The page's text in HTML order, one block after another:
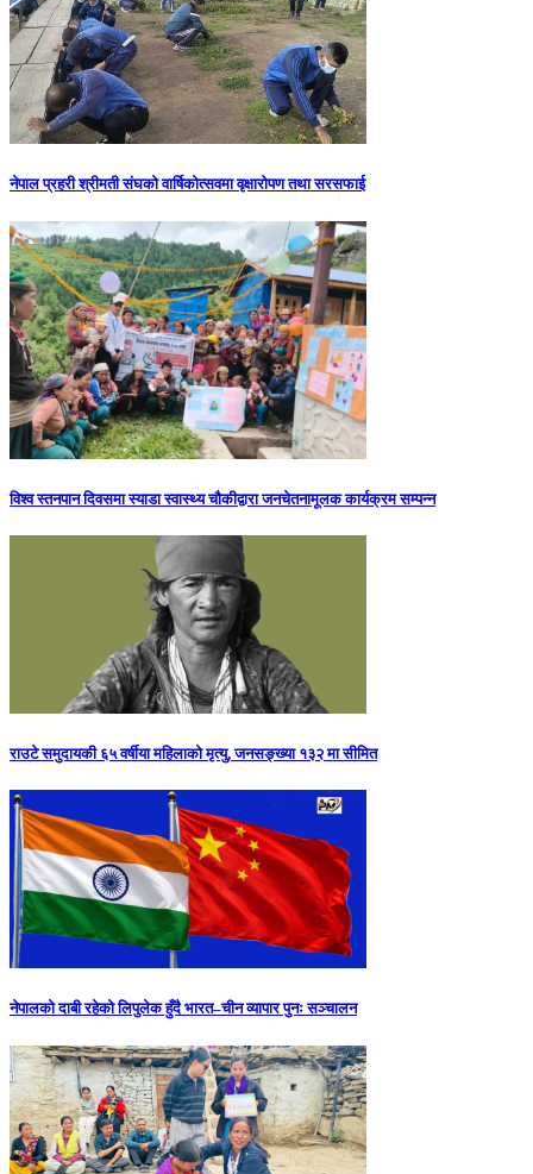
नेपाल प्रहरी श्रीमती संघको वार्षिकोत्सवमा वृक्षारोपण तथा सरसफाई
विश्व स्तनपान दिवसमा स्याडा स्वास्थ्य चौकीद्वारा जनचेतनामूलक कार्यक्रम सम्पन्न
राउटे समुदायकी ६५ वर्षीया महिलाको मृत्यु, जनसङ्ख्या १३२ मा सीमित
नेपालको दाबी रहेको लिपुलेक हुँदै भारत–चीन व्यापार पुनः सञ्चालन